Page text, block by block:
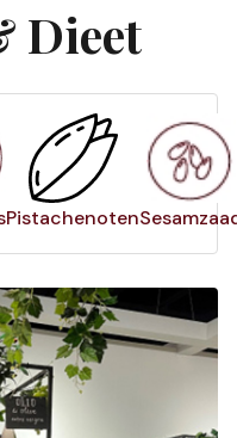
Dieet
Pistachenoten